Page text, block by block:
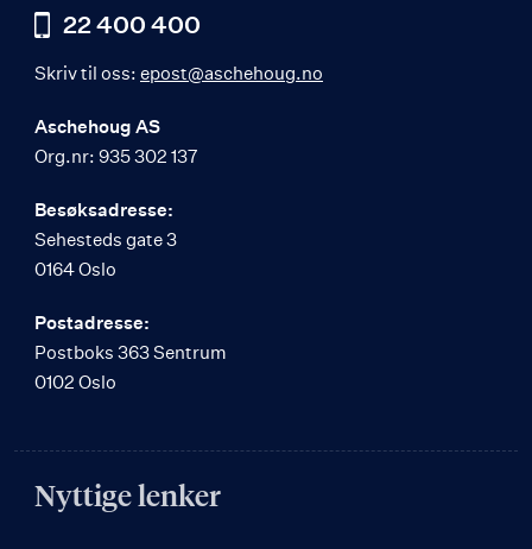
22 400 400
Skriv til oss: epost@aschehoug.no
Aschehoug AS
Org.nr: 935 302 137
Besøksadresse:
Sehesteds gate 3
0164 Oslo
Postadresse:
Postboks 363 Sentrum
0102 Oslo
Nyttige lenker